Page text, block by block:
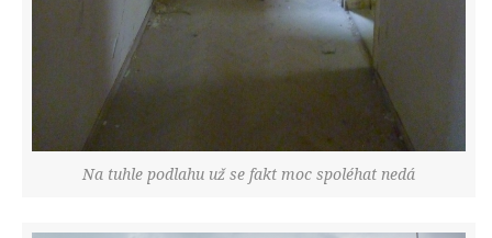
Na tuhle podlahu už se fakt moc spoléhat nedá